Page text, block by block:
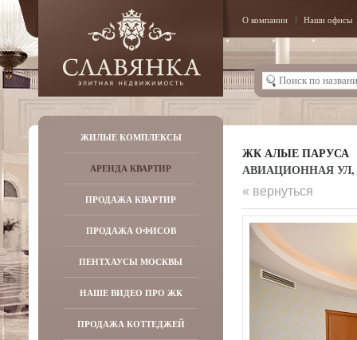
О компании Наши офисы
ЖИЛЫЕ КОМПЛЕКСЫ
АРЕНДА КВАРТИР
ПРОДАЖА КВАРТИР
ПРОДАЖА ОФИСОВ
ПЕНТХАУСЫ МОСКВЫ
НАШЕ ВИДЕО ПРО ЖК
ПРОДАЖА КОТТЕДЖЕЙ
ЖК АЛЫЕ ПАРУСА
АВИАЦИОННАЯ УЛ,
« вернуться